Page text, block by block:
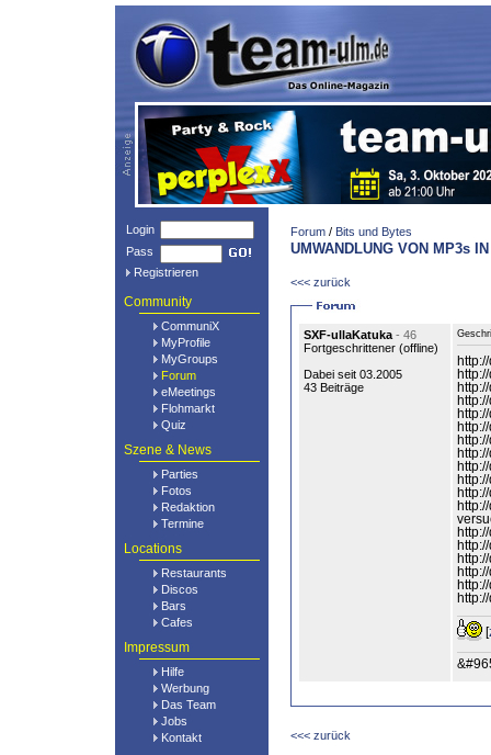
Login
Pass
Registrieren
Community
CommuniX
MyProfile
MyGroups
Forum
eMeetings
Flohmarkt
Quiz
Szene & News
Parties
Fotos
Redaktion
Termine
Locations
Restaurants
Discos
Bars
Cafes
Impressum
Hilfe
Werbung
Das Team
Jobs
Kontakt
Forum / Bits und Bytes
UMWANDLUNG VON MP3s
<<< zurück
SXF-ullaKatuka - 46
Fortgeschrittener (offline)
Dabei seit 03.2005
43 Beiträge
[
<<< zurück